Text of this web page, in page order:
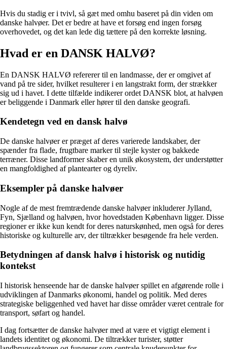
Hvis du stadig er i tvivl, så gæt med omhu baseret på din viden om
danske halvøer. Det er bedre at have et forsøg end ingen forsøg
overhovedet, og det kan lede dig tættere på den korrekte løsning.
Hvad er en DANSK HALVØ?
En DANSK HALVØ refererer til en landmasse, der er omgivet af
vand på tre sider, hvilket resulterer i en langstrakt form, der strækker
sig ud i havet. I dette tilfælde indikerer ordet DANSK blot, at halvøen
er beliggende i Danmark eller hører til den danske geografi.
Kendetegn ved en dansk halvø
De danske halvøer er præget af deres varierede landskaber, der
spænder fra flade, frugtbare marker til stejle kyster og bakkede
terræner. Disse landformer skaber en unik økosystem, der understøtter
en mangfoldighed af plantearter og dyreliv.
Eksempler på danske halvøer
Nogle af de mest fremtrædende danske halvøer inkluderer Jylland,
Fyn, Sjælland og halvøen, hvor hovedstaden København ligger. Disse
regioner er ikke kun kendt for deres naturskønhed, men også for deres
historiske og kulturelle arv, der tiltrækker besøgende fra hele verden.
Betydningen af dansk halvø i historisk og nutidig
kontekst
I historisk henseende har de danske halvøer spillet en afgørende rolle i
udviklingen af Danmarks økonomi, handel og politik. Med deres
strategiske beliggenhed ved havet har disse områder været centrale for
transport, søfart og handel.
I dag fortsætter de danske halvøer med at være et vigtigt element i
landets identitet og økonomi. De tiltrækker turister, støtter